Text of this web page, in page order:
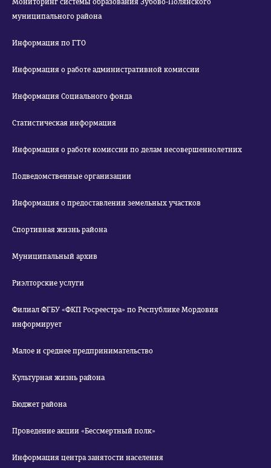
Мониторинг системы образования Зубово-Полянского
муниципального района
Информация по ГТО
Информация о работе административной комиссии
Информация Социального фонда
Статистическая информация
Информация о работе комиссии по делам несовершеннолетних
Подведомственные организации
Информация о предоставлении земельных участков
Спортивная жизнь района
Муниципальный архив
Риэлторские услуги
Филиал ФГБУ «ФКП Росреестра» по Республике Мордовия
информирует
Малое и среднее предпринимательство
Культурная жизнь района
Бюджет района
Проведение акции «Бессмертный полк»
Информация центра занятости населения